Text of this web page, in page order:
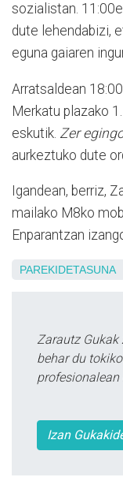
sozialistan.
dute lehendabizi,
eguna gaiaren
Arratsaldean
Merkatu plazako
eskutik. Zer
aurkeztuko dute
Igandean, berriz,
mailako M8ko
Enparantzan
PAREKIDETASUNA
Zarautz Gukak
behar du
Izan